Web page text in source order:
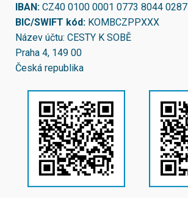
IBAN: CZ40 0100 0001 0773 8044 0287
BIC/SWIFT kód: KOMBCZPPXXX
Název účtu: CESTY K SOBĚ
Praha 4, 149 00
Česká republika